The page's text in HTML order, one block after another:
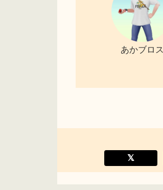
あかブロス